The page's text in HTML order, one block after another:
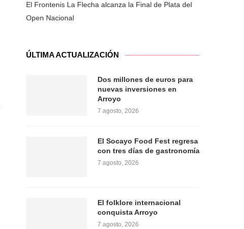
El Frontenis La Flecha alcanza la Final de Plata del
Open Nacional
ÚLTIMA ACTUALIZACIÓN
Dos millones de euros para
nuevas inversiones en
Arroyo
7 agosto, 2026
El Socayo Food Fest regresa
con tres días de gastronomía
7 agosto, 2026
El folklore internacional
conquista Arroyo
7 agosto, 2026